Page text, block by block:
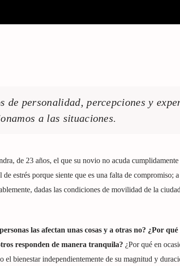
de personalidad, percepciones y
a las situaciones.
de 23 años, el que su novio no acuda
estrés porque siente que es una falta de compromiso;
dadas las condiciones de movilidad de la
las afectan unas cosas y a otras no? ¿Por qué
responden de manera tranquila? ¿Por qué en
el bienestar independientemente de su magnitud y